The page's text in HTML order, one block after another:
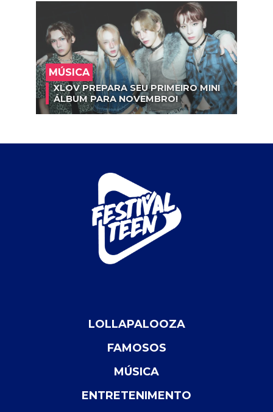
MÚSICA
XLOV PREPARA SEU PRIMEIRO MINI
ÁLBUM PARA NOVEMBRO!
LOLLAPALOOZA
FAMOSOS
MÚSICA
ENTRETENIMENTO